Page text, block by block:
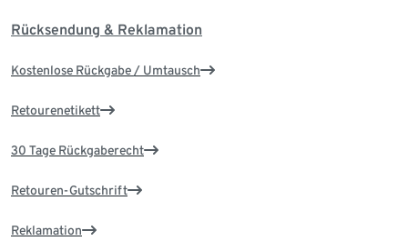
Rücksendung & Reklamation
Kostenlose Rückgabe / Umtausch
Retourenetikett
30 Tage Rückgaberecht
Retouren-Gutschrift
Reklamation